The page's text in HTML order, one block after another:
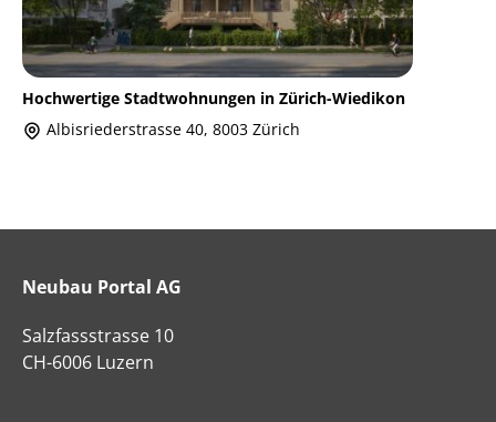
Hochwertige Stadtwohnungen in Zürich-Wiedikon
Albisriederstrasse 40, 8003 Zürich
Neubau Portal AG
Salzfassstrasse 10
CH-6006 Luzern